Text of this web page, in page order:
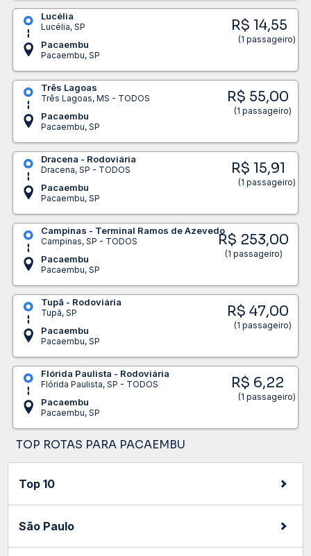
Lucélia
Lucélia, SP
Pacaembu
Pacaembu, SP
R$ 14,55
(1 passageiro)
Três Lagoas
Três Lagoas, MS - TODOS
Pacaembu
Pacaembu, SP
R$ 55,00
(1 passageiro)
Dracena - Rodoviária
Dracena, SP - TODOS
Pacaembu
Pacaembu, SP
R$ 15,91
(1 passageiro)
Campinas - Terminal Ramos de Azevedo
Campinas, SP - TODOS
Pacaembu
Pacaembu, SP
R$ 253,00
(1 passageiro)
Tupã - Rodoviária
Tupã, SP
Pacaembu
Pacaembu, SP
R$ 47,00
(1 passageiro)
Flórida Paulista - Rodoviária
Flórida Paulista, SP - TODOS
Pacaembu
Pacaembu, SP
R$ 6,22
(1 passageiro)
TOP ROTAS PARA PACAEMBU
Top 10
São Paulo